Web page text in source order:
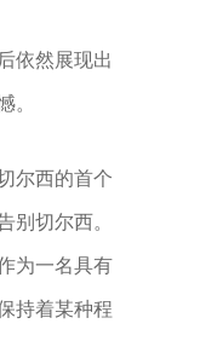
依然展现出
。
尔西的首个
别切尔西。
为一名具有
持着某种程